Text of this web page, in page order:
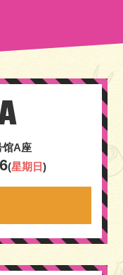
馆A座
(星期日)